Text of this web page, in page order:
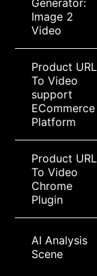
Image 2
Video
Product URL
To Video
support
ECommerce
Platform
Product URL
To Video
Chrome
Plugin
AI Analysis
Scene